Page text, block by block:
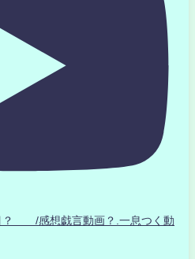
？ /感想戯言動画？.一息つく動